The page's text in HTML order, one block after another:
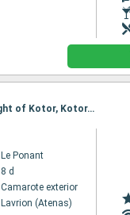
Itinerario : Lavrion (Atenas), Spetses, Pylos, Fiskardo, Paxos, Sailing the straight of Kotor, Kotor, Dubrovnik
Le Ponant
8 d
Camarote exterior
Lavrion (Atenas)